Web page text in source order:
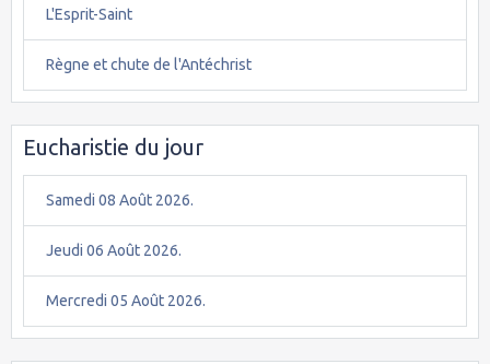
L'Esprit-Saint
Règne et chute de l'Antéchrist
Eucharistie du jour
Samedi 08 Août 2026.
Jeudi 06 Août 2026.
Mercredi 05 Août 2026.